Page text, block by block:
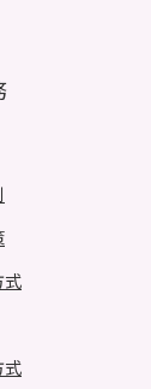
式
式